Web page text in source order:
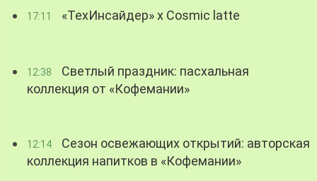
17:11 «ТехИнсайдер» х Cosmic latte
12:38
Светлый праздник: пасхальная
коллекция от «Кофемании»
12:14
Сезон освежающих открытий: авторская
коллекция напитков в «Кофемании»